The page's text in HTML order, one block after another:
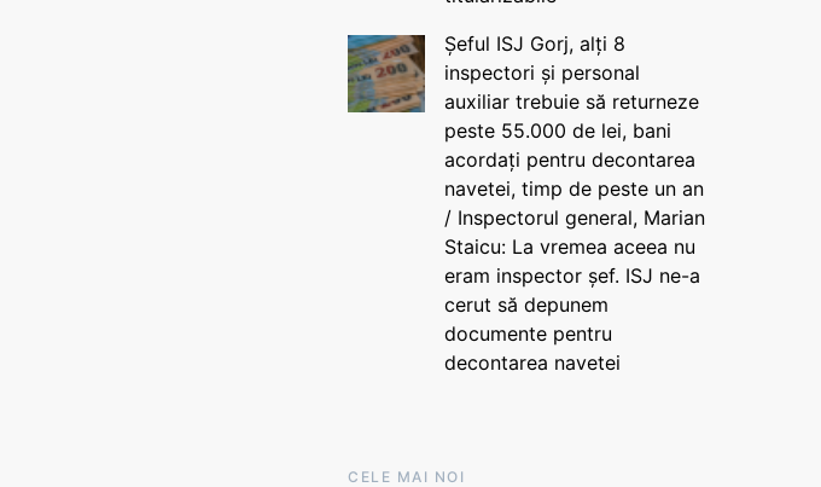
Șeful ISJ Gorj, alți 8
inspectori și personal
auxiliar trebuie să returneze
peste 55.000 de lei, bani
acordați pentru decontarea
navetei, timp de peste un an
/ Inspectorul general, Marian
Staicu: La vremea aceea nu
eram inspector șef. ISJ ne-a
cerut să depunem
documente pentru
decontarea navetei
CELE MAI NOI